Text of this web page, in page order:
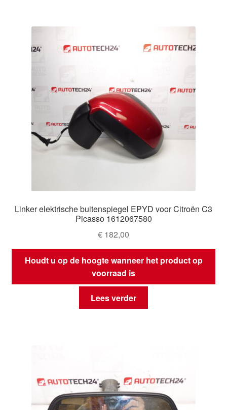
Linker elektrische buitenspiegel EPYD voor Citroën C3
Picasso 1612067580
€ 182,00
Houdt u op de hoogte wanneer het product op
voorraad is
Lees verder